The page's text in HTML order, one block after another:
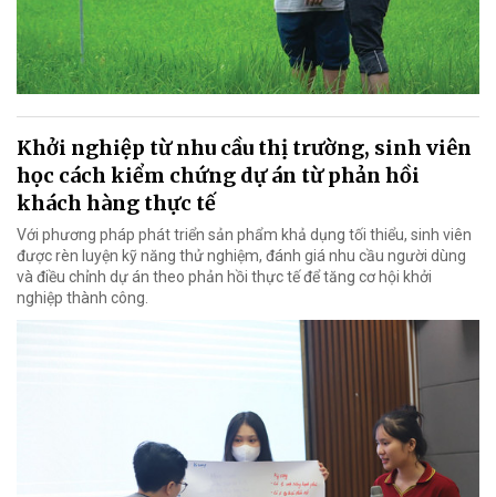
Khởi nghiệp từ nhu cầu thị trường, sinh viên
học cách kiểm chứng dự án từ phản hồi
khách hàng thực tế
Với phương pháp phát triển sản phẩm khả dụng tối thiểu, sinh viên
được rèn luyện kỹ năng thử nghiệm, đánh giá nhu cầu người dùng
và điều chỉnh dự án theo phản hồi thực tế để tăng cơ hội khởi
nghiệp thành công.